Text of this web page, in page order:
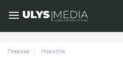
Главная Новости